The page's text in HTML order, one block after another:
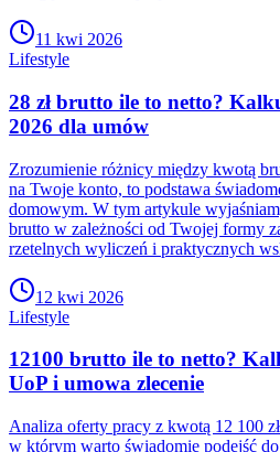
11 kwi 2026
Lifestyle
28 zł brutto ile to netto?
2026 dla umów
Zrozumienie różnicy między kwotą
na Twoje konto, to podstawa
domowym. W tym artykule
brutto w zależności od Twojej formy
rzetelnych wyliczeń i praktycznych
12 kwi 2026
Lifestyle
12100 brutto ile to netto?
UoP i umowa zlecenie
Analiza oferty pracy z kwotą 12 100
w którym warto świadomie podejść